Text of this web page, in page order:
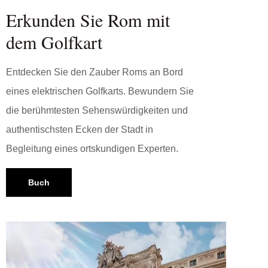
Erkunden Sie Rom mit
dem Golfkart
Entdecken Sie den Zauber Roms an Bord
eines elektrischen Golfkarts. Bewundern Sie
die berühmtesten Sehenswürdigkeiten und
authentischsten Ecken der Stadt in
Begleitung eines ortskundigen Experten.
Buch